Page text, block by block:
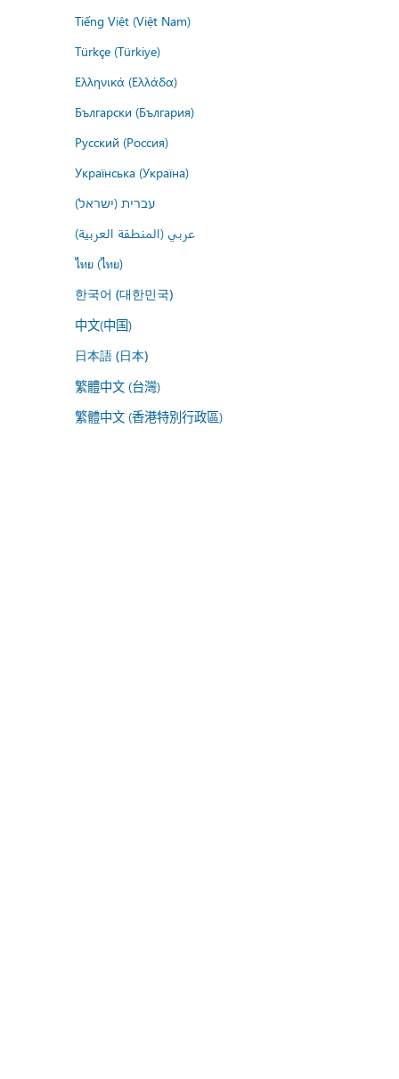
Tiếng Việt (Việt Nam)
Türkçe (Türkiye)
Ελληνικά (Ελλάδα)
Български (България)
Русский (Россия)
Українська (Україна)
עברית (ישראל)
عربي (المنطقة العربية)
ไทย (ไทย)
한국어 (대한민국)
中文(中国)
日本語 (日本)
繁體中文 (台灣)
繁體中文 (香港特別行政區)